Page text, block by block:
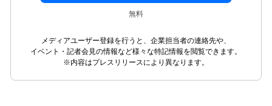
無料
メディアユーザー登録を行うと、企業担当者の連絡先や、
イベント・記者会見の情報など様々な特記情報を閲覧できます。
※内容はプレスリリースにより異なります。